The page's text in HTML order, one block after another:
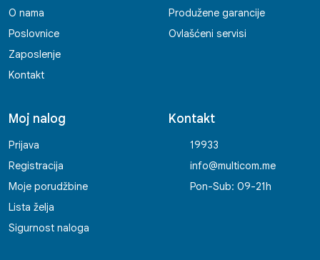
O nama
Poslovnice
Zaposlenje
Kontakt
Produžene garancije
Ovlašćeni servisi
Moj nalog
Prijava
Registracija
Moje porudžbine
Lista želja
Sigurnost naloga
Kontakt
19933
info@multicom.me
Pon-Sub: 09-21h